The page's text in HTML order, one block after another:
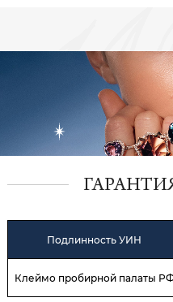
Подлинность УИН
Клеймо пробирной палаты